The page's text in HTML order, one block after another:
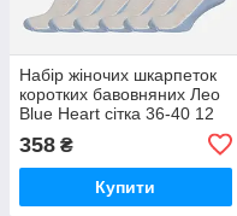
Набір жіночих шкарпеток
коротких бавовняних Лео
Blue Heart сітка 36-40 12
358 ₴
Купити